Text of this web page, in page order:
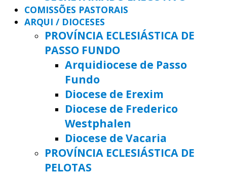
COMISSÕES PASTORAIS
ARQUI / DIOCESES
PROVÍNCIA ECLESIÁSTICA DE
PASSO FUNDO
Arquidiocese de Passo
Fundo
Diocese de Erexim
Diocese de Frederico
Westphalen
Diocese de Vacaria
PROVÍNCIA ECLESIÁSTICA DE
PELOTAS